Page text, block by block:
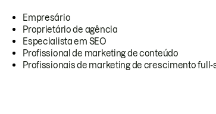
Empresário
Proprietário de agência
Especialista em SEO
Profissional de marketing de conteúdo
Profissionais de marketing de crescimento full-